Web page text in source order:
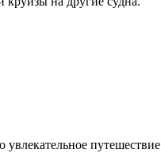
увлекательное